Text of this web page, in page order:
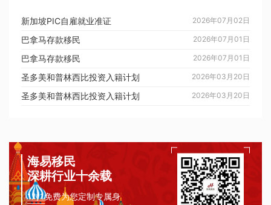
2026年07月02日
新加坡PIC自雇就业准证
2026年07月01日
巴拿马存款移民
2026年07月01日
巴拿马存款移民
2026年03月20日
圣多美和普林西比投资入籍计划
2026年03月20日
圣多美和普林西比投资入籍计划
海易移民
深耕行业十余载
1对1免费为您定制专属身